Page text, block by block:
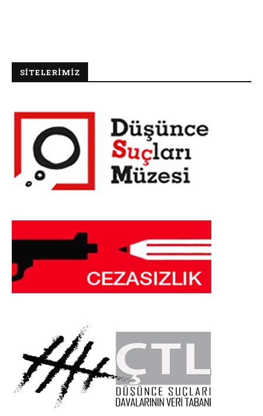
SİTELERİMİZ